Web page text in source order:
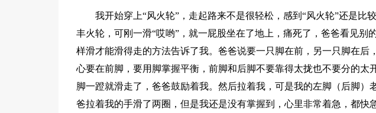
我开始穿上“风火轮”，走起路来不是很轻松，感到“风火轮”还是比
丰火轮，可刚一滑“哎哟”，就一屁股坐在了地上，痛死了，爸爸看见别
样滑才能滑得走的方法告诉了我。爸爸说要一只脚在前，另一只脚在后
心要在前脚，要用脚掌握平衡，前脚和后脚不要靠得太拢也不要分的太
脚一蹬就滑走了，爸爸鼓励着我。然后拉着我，可是我的左脚（后脚）
爸拉着我的手滑了两圈，但是我还是没有掌握到，心里非常着急，都快